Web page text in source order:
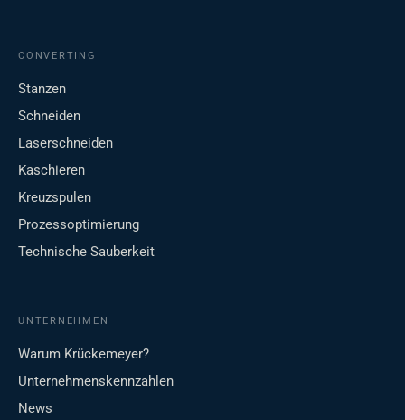
CONVERTING
Stanzen
Schneiden
Laserschneiden
Kaschieren
Kreuzspulen
Prozessoptimierung
Technische Sauberkeit
UNTERNEHMEN
Warum Krückemeyer?
Unternehmenskennzahlen
News